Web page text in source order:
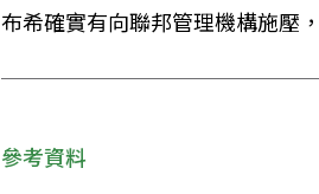
布希確實有向聯邦管理機構施壓
參考資料